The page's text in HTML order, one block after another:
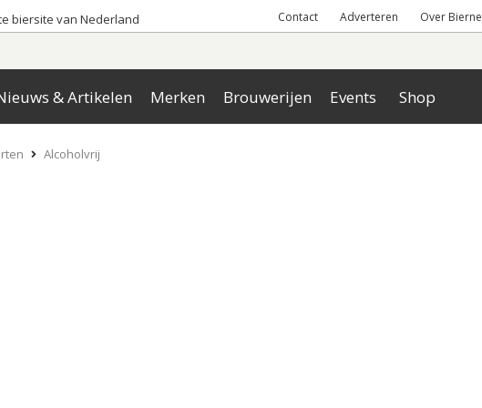
biersite van Nederland Contact Adverteren Over
& Artikelen Merken Brouwerijen Events Shop
Alcoholvrij